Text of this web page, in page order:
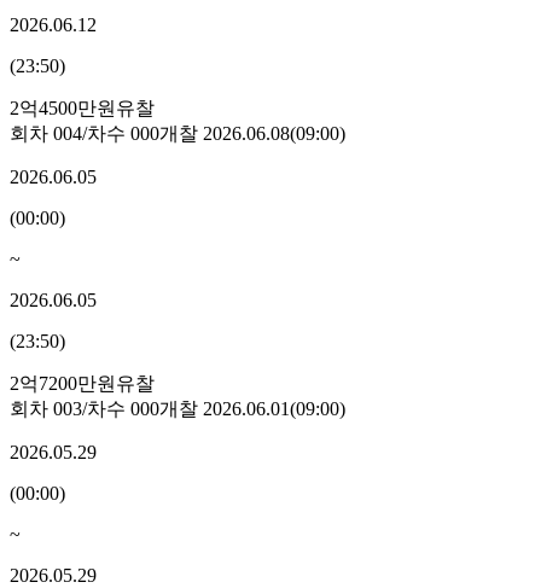
2026.06.12
(23:50)
2억4500만원 유찰
회차 004/차수 000개찰 2026.06.08(09:00)
2026.06.05
(00:00)
~
2026.06.05
(23:50)
2억7200만원 유찰
회차 003/차수 000개찰 2026.06.01(09:00)
2026.05.29
(00:00)
~
2026.05.29